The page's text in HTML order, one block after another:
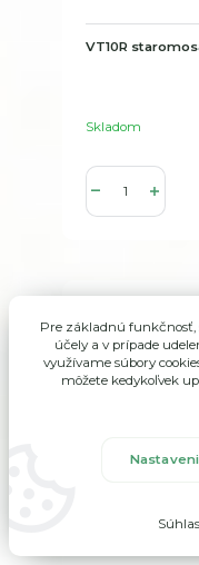
VT10R
Skladom
Pre základnú funkčnosť,
účely a v prípade
využívame súbory
môžete kedykoľvek